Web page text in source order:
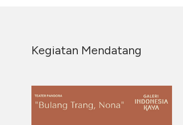
Kegiatan Mendatang